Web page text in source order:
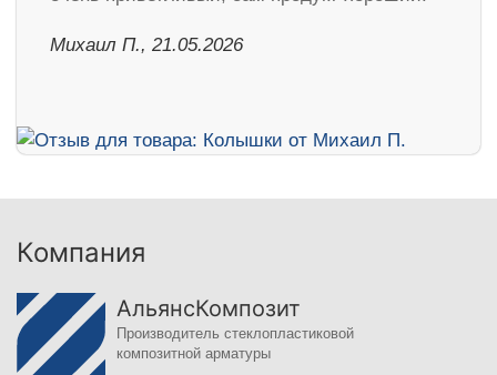
Михаил П., 21.05.2026
Компания
АльянсКомпозит
Производитель стеклопластиковой
композитной арматуры